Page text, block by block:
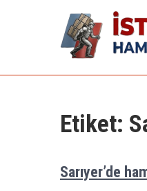
İstanbul
Arıyorum
Acil Hamal Bul –
Etiket:
Sarıyer’de